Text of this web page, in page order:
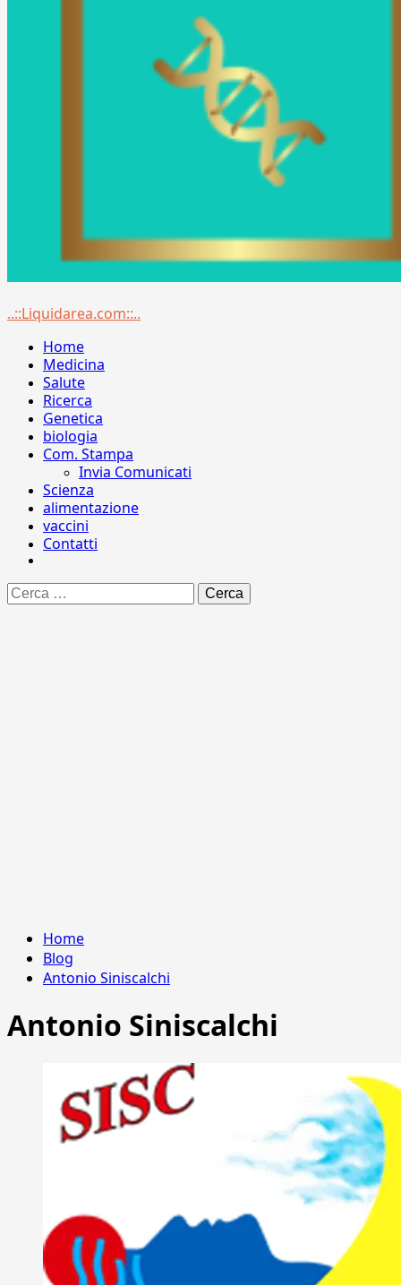
Menu
..::Liquidarea.com::..
Home
Medicina
Salute
Ricerca
Genetica
biologia
Com. Stampa
Invia Comunicati
Scienza
alimentazione
vaccini
Contatti
Ricerca
per:
Home
Blog
Antonio Siniscalchi
Antonio Siniscalchi